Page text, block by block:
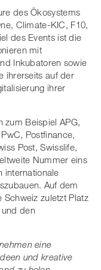
des Ökosystems
Climate-KIC, F10,
des Events ist die
mit
Inkubatoren sowie
ihrerseits auf der
ihrer
Beispiel APG,
Postfinance,
Post, Swisslife,
Nummer eins
internationale
Auf dem
Schweiz zuletzt Platz
und den
eine
und kreative